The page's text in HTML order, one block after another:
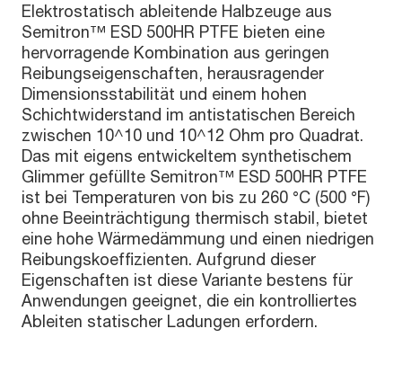
Elektrostatisch ableitende Halbzeuge aus
Semitron™ ESD 500HR PTFE bieten eine
hervorragende Kombination aus geringen
Reibungseigenschaften, herausragender
Dimensionsstabilität und einem hohen
Schichtwiderstand im antistatischen Bereich
zwischen 10^10 und 10^12 Ohm pro Quadrat.
Das mit eigens entwickeltem synthetischem
Glimmer gefüllte Semitron™ ESD 500HR PTFE
ist bei Temperaturen von bis zu 260 °C (500 °F)
ohne Beeinträchtigung thermisch stabil, bietet
eine hohe Wärmedämmung und einen niedrigen
Reibungskoeffizienten. Aufgrund dieser
Eigenschaften ist diese Variante bestens für
Anwendungen geeignet, die ein kontrolliertes
Ableiten statischer Ladungen erfordern.